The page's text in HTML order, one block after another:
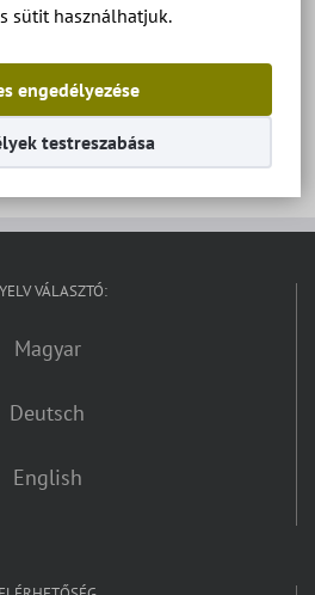
sütit használhatjuk.
engedélyezése
testreszabása
– Ház 1 – standard
VÁLASZTÓ:
Magyar
Deutsch
English